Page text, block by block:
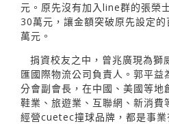
元。原先沒有加入line群的張榮
30萬元，讓金額突破原先設定
萬元。
捐資校友之中，曾兆廣現為獅
匯國際物流公司負責人。郭平益
分會副會長，在中國、美國等
鞋業、旅遊業、互聯網、新消費
經營cuetec撞球品牌，都是事